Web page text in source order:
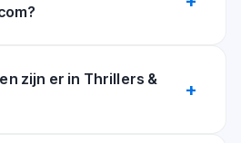
zijn er in Thrillers &